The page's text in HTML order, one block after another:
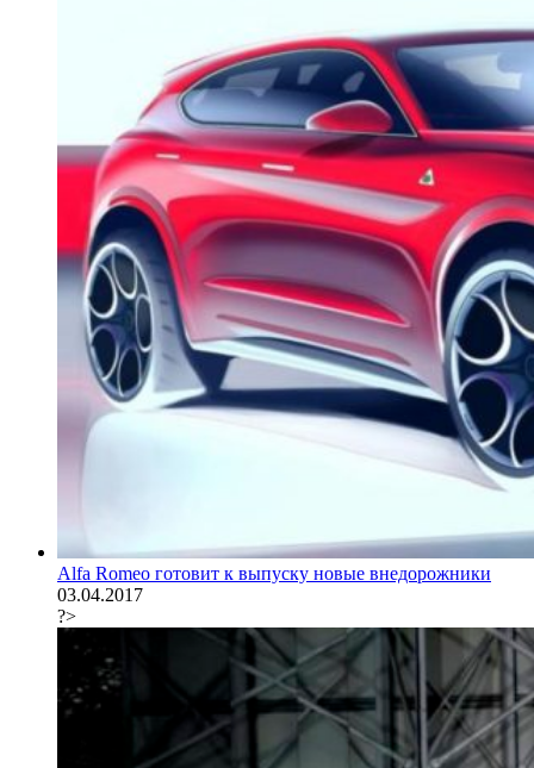
Alfa Romeo готовит к выпуску новые внедорожники
03.04.2017
?>